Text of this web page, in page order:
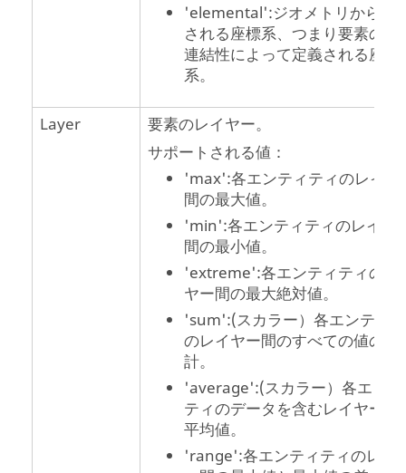
'elemental':ジオメトリから定
される座標系、つまり要素の節
連結性によって定義される座標
系。
Layer
要素のレイヤー。
サポートされる値：
'max':各エンティティのレイヤ
間の最大値。
'min':各エンティティのレイヤ
間の最小値。
'extreme':各エンティティのレ
ヤー間の最大絶対値。
'sum':(スカラー）各エンティ
のレイヤー間のすべての値の合
計。
'average':(スカラー）各エン
ティのデータを含むレイヤー間
平均値。
'range':各エンティティのレイ